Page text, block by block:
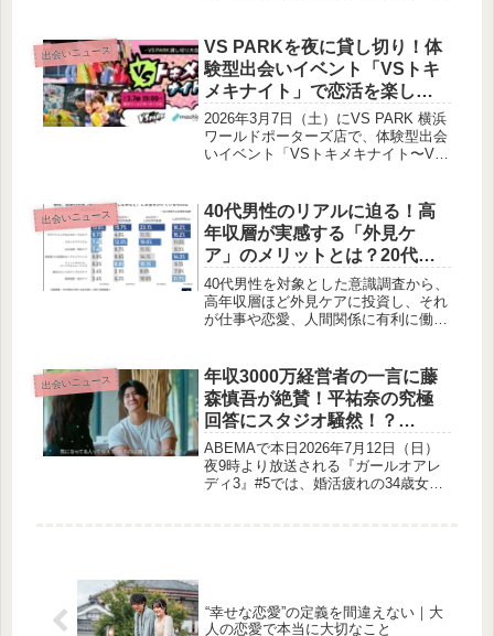
果から、私たちが夫婦関係で本当に大
切にすべきことについて、一緒に考え
てみませんか。
出会いニュース
VS PARKを夜に貸し切り！体
験型出会いイベント「VSトキ
メキナイト」で恋活を楽しも
う！
2026年3月7日（土）にVS PARK 横浜
ワールドポーターズ店で、体験型出会
いイベント「VSトキメキナイト〜VS
し切って、遊びながら自然な出会いが
楽しめる特別な一夜です。
出会いニュース
40代男性のリアルに迫る！高
年収層が実感する「外見ケ
ア」のメリットとは？20代か
ら意識したい「おじさん認
定」回避の自己投資術
40代男性を対象とした意識調査から、
高年収層ほど外見ケアに投資し、それ
が仕事や恋愛、人間関係に有利に働く
につながる中、若いうちからの自己投
資の重要性を探ります。
出会いニュース
年収3000万経営者の一言に藤
森慎吾が絶賛！平祐奈の究極
回答にスタジオ騒然！？
ABEMA『ガールオアレディ
3』#5
ABEMAで本日2026年7月12日（日）
夜9時より放送される『ガールオアレ
ディ3』#5では、婚活疲れの34歳女優
ます。20代と30代の女性が真剣な婚活
バトルを繰り広げるこのリアリティー
“幸せな恋愛”の定義を間違えない｜大
人の恋愛で本当に大切なこと